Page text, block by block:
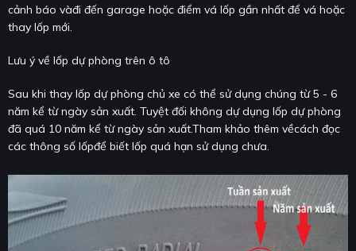
cảnh báo vàđi đến garage hoặc điểm vá lốp gần nhất để vá hoặc
thay lốp mới.
Lưu ý về lốp dự phòng trên ô tô
Sau khi thay lốp dự phòng chủ xe có thể sử dụng chúng từ 5 - 6
năm kể từ ngày sản xuất. Tuyệt đối không dự dụng lốp dự phòng
đã quá 10 năm kể từ ngày sản xuất.Tham khảo thêm vềcách đọc
các thông số lốpđể biết lốp quá hạn sử dụng chưa.